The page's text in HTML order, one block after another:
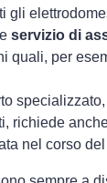
gli
servizio di
quali, per
richiede
nel corso del